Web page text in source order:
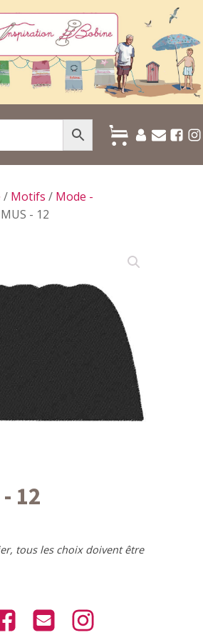
/ Motifs / Mode -
- 12
12
tous les choix doivent être